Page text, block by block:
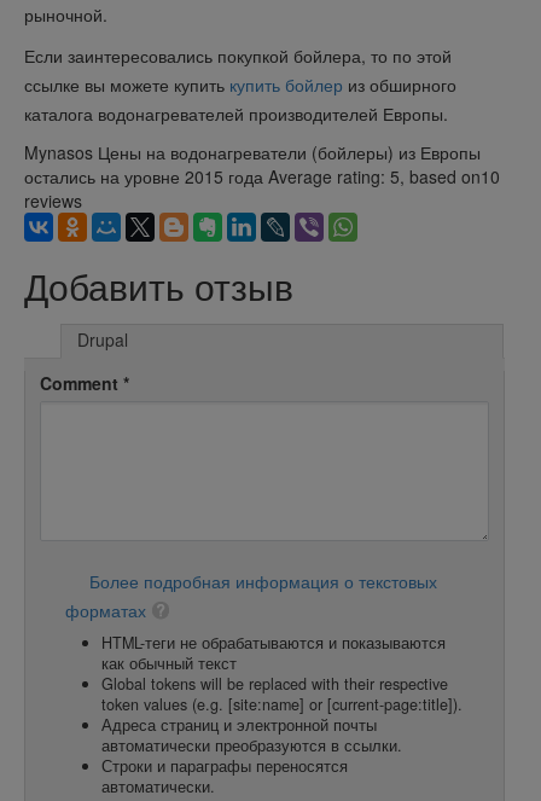
рыночной.
Если заинтересовались покупкой бойлера, то по этой
ссылке вы можете купить купить бойлер из обширного
каталога водонагревателей производителей Европы.
Mynasos Цены на водонагреватели (бойлеры) из Европы
остались на уровне 2015 года Average rating: 5, based on10
reviews
Добавить отзыв
Drupal
Comment *
Более подробная информация о текстовых
форматах
HTML-теги не обрабатываются и показываются
как обычный текст
Global tokens will be replaced with their respective
token values (e.g. [site:name] or [current-page:title]).
Адреса страниц и электронной почты
автоматически преобразуются в ссылки.
Строки и параграфы переносятся
автоматически.